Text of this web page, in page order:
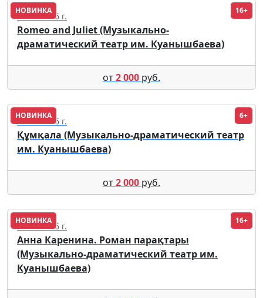
НОВИНКА 16+
17.09.2026 г.
Romeo and Juliet (Музыкально-
драматический театр им. Куанышбаева)
от2 000 руб.
НОВИНКА 6+
18.09.2026 г.
Құмқала (Музыкально-драматический театр
им. Куанышбаева)
от2 000 руб.
НОВИНКА 16+
18.09.2026 г.
Анна Каренина. Роман парақтары
(Музыкально-драматический театр им.
Куанышбаева)